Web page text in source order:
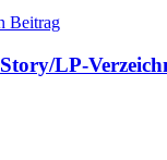
Story/LP-